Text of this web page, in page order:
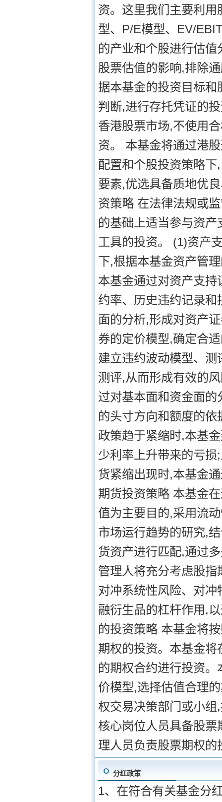
资。这里我们主要利
型、P/E模型、EV/
的产业和个股进行估
股票估值的影响,排除
据本基金的投资目标
判断,进行存托凭证的
香港股票市场,不使用
资。 本基金将通过港
配置和个股投资策略
要素,优选具备质地优
资策略 在法律法规或
的基础上适当参与资
工具的投资。 (1)资产
下,根据本基金资产管
本基金通过对资产支
约率、历史违约记录
面的分析,形成对资产
券的定价模型,确定合
建立违约波动模型、
测评,从而形成有效的
过对基本面和资金面
的头寸方向和额度的
政策趋于紧缩时,本基
少利率上升带来的亏
货紧缩出现时,本基金
期货投资策略 本基金
值为主要目的,采用流
市场运行趋势的研究,
货资产进行匹配,通过
管理人将充分考虑股
对冲系统性风险、对
融衍生品的杠杆作用,
的投资策略 本基金将
期权的投资。本基金
的期权合约进行投资
价模型,选择估值合理
权交易决策部门或小
核心岗位人员具备股
理人员负责股票期权
分红政策
1、在符合有关基金分